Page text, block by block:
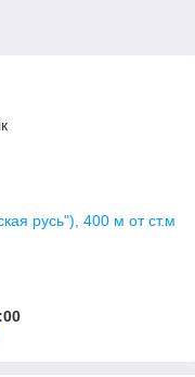
русь"), 400 м от ст.м